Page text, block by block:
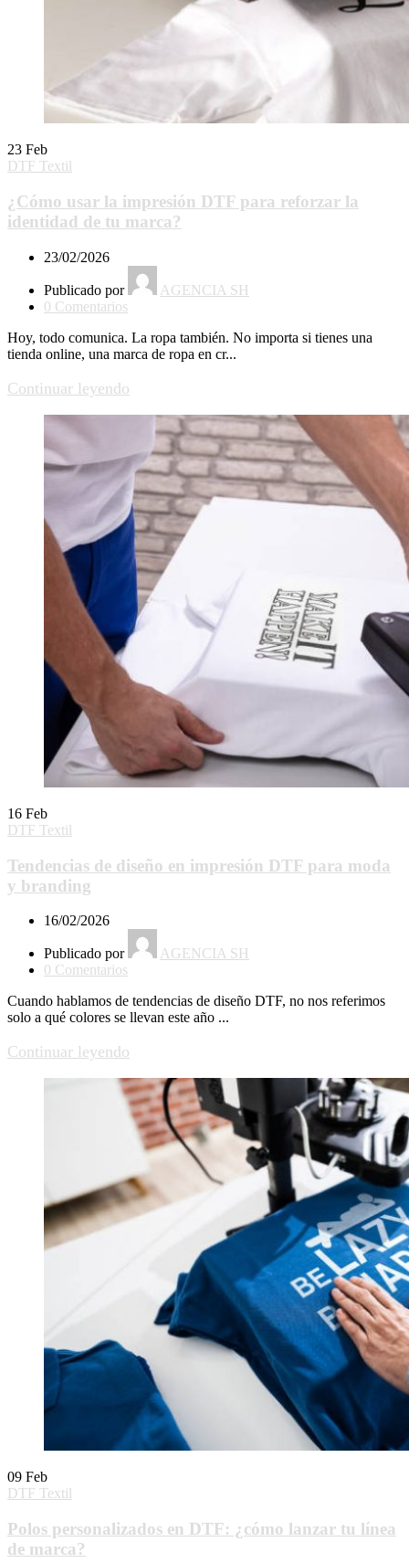
23 Feb
DTF Textil
¿Cómo usar la impresión DTF para reforzar la
identidad de tu marca?
23/02/2026
Publicado por
AGENCIA SH
0 Comentarios
Hoy, todo comunica. La ropa también. No importa si tienes una
tienda online, una marca de ropa en cr...
Continuar leyendo
16 Feb
DTF Textil
Tendencias de diseño en impresión DTF para moda
y branding
16/02/2026
Publicado por
AGENCIA SH
0 Comentarios
Cuando hablamos de tendencias de diseño DTF, no nos referimos
solo a qué colores se llevan este año ...
Continuar leyendo
09 Feb
DTF Textil
Polos personalizados en DTF: ¿cómo lanzar tu línea
de marca?